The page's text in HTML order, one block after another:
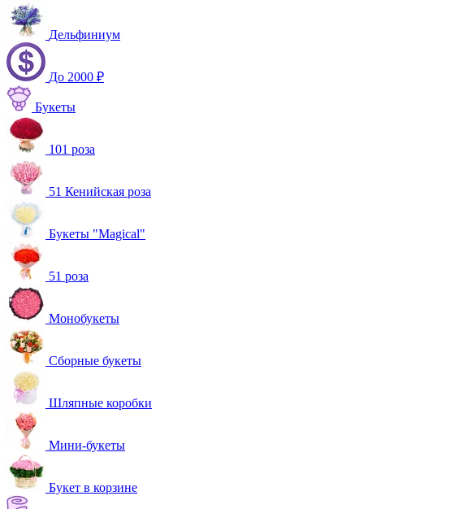
Дельфиниум
До 2000 ₽
Букеты
101 роза
51 Кенийская роза
Букеты "Magical"
51 роза
Монобукеты
Сборные букеты
Шляпные коробки
Мини-букеты
Букет в корзине